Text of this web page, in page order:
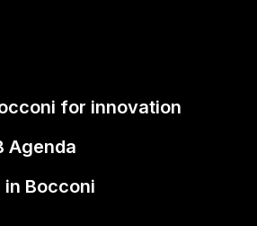
for innovation
Agenda
in Bocconi